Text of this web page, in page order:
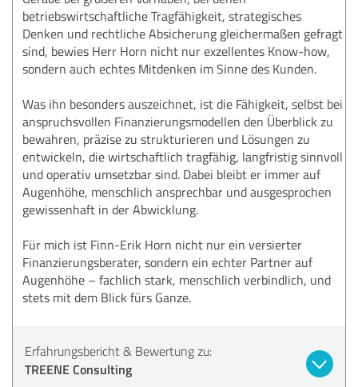
betriebswirtschaftliche Tragfähigkeit, strategisches
Denken und rechtliche Absicherung gleichermaßen gefragt
sind, bewies Herr Horn nicht nur exzellentes Know-how,
sondern auch echtes Mitdenken im Sinne des Kunden.
Was ihn besonders auszeichnet, ist die Fähigkeit, selbst bei
anspruchsvollen Finanzierungsmodellen den Überblick zu
bewahren, präzise zu strukturieren und Lösungen zu
entwickeln, die wirtschaftlich tragfähig, langfristig sinnvoll
und operativ umsetzbar sind. Dabei bleibt er immer auf
Augenhöhe, menschlich ansprechbar und ausgesprochen
gewissenhaft in der Abwicklung.
Für mich ist Finn-Erik Horn nicht nur ein versierter
Finanzierungsberater, sondern ein echter Partner auf
Augenhöhe – fachlich stark, menschlich verbindlich, und
stets mit dem Blick fürs Ganze.
Erfahrungsbericht & Bewertung zu:
TREENE Consulting